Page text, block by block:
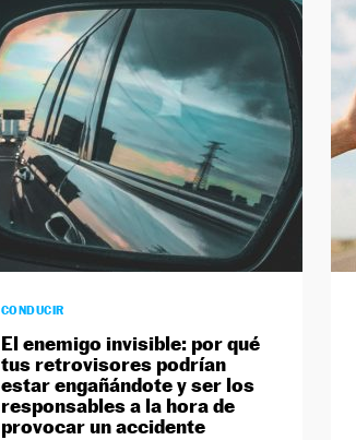
CONDUCIR
El enemigo invisible: por qué
tus retrovisores podrían
estar engañándote y ser los
responsables a la hora de
provocar un accidente